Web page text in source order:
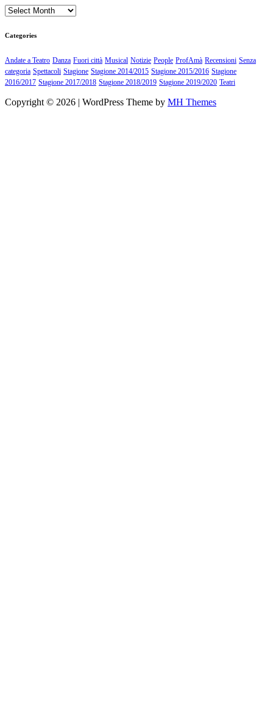
Archives
Categories
Andate a Teatro Danza Fuori città Musical Notizie People ProfAmà Recensioni Senza
categoria Spettacoli Stagione Stagione 2014/2015 Stagione 2015/2016 Stagione
2016/2017 Stagione 2017/2018 Stagione 2018/2019 Stagione 2019/2020 Teatri
Copyright © 2026 | WordPress Theme by MH Themes